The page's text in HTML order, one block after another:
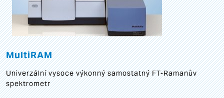
MultiRAM
Univerzální vysoce výkonný samostatný FT-Ramanův
spektrometr